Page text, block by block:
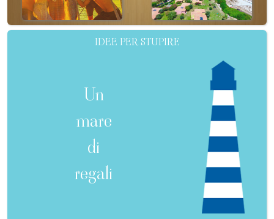
IDEE PER STUPIRE
Un
mare
di
regali